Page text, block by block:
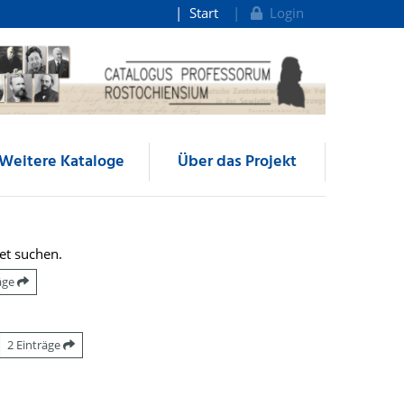
Start Login
Kataloge Über das Projekt
suchen.
2 Einträge